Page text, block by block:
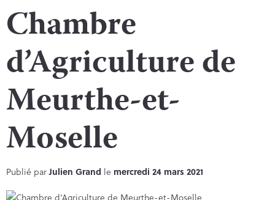
Chambre
d’Agriculture de
Meurthe-et-
Moselle
Publié parJulien Grand le mercredi 24 mars 2021